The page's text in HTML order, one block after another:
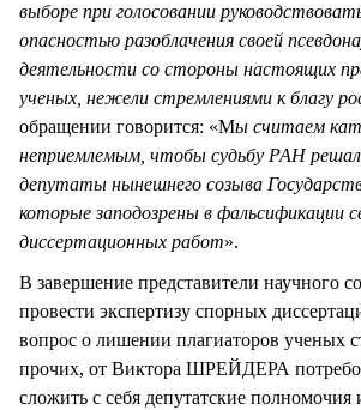
выборе при голосовании
опасностью разоблачения своей
деятельности со стороны настоящих
ученых, нежели стремлениями к благу
обращении говорится: «Мы считаем
неприемлемым, чтобы судьбу РАН
депутаты нынешнего созыва
которые заподозрены в фальсификации
диссертационных работ».
В завершение представители научного
провести экспертизу спорных
вопрос о лишении плагиаторов ученых
прочих, от Виктора ШРЕЙДЕРА
сложить с себя депутатские полномочия